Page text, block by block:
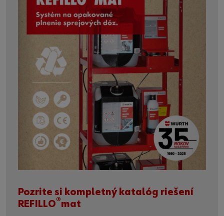
Pozrite si kompletný katalóg riešení
REFILLO®mat